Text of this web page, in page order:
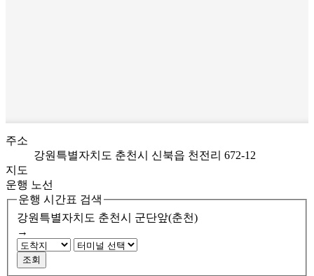
주소
강원특별자치도 춘천시 신북읍 천전리 672-12
지도
운행 노선
운행 시간표 검색
강원특별자치도 춘천시
군단앞(춘천)
→
조회